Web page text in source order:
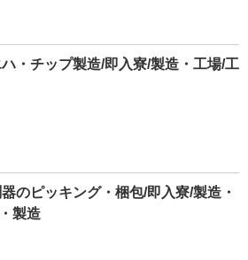
ハ・チップ製造/即入寮/製造・工場/工
のピッキング・梱包/即入寮/製造・
製造